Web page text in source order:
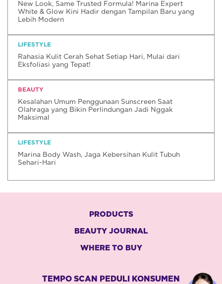
New Look, Same Trusted Formula! Marina Expert
White & Glow Kini Hadir dengan Tampilan Baru yang
Lebih Modern
LIFESTYLE
Rahasia Kulit Cerah Sehat Setiap Hari, Mulai dari
Eksfoliasi yang Tepat!
BEAUTY
Kesalahan Umum Penggunaan Sunscreen Saat
Olahraga yang Bikin Perlindungan Jadi Nggak
Maksimal
LIFESTYLE
Marina Body Wash, Jaga Kebersihan Kulit Tubuh
Sehari-Hari
PRODUCTS
BEAUTY JOURNAL
WHERE TO BUY
TEMPO SCAN PEDULI KONSUMEN